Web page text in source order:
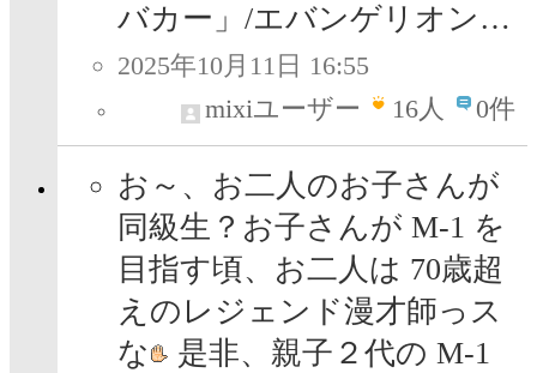
バカー」/エバンゲリオン…
2025年10月11日 16:55
mixiユーザー
16人 0件
お～、お二人のお子さんが
同級生？お子さんが M-1 を
目指す頃、お二人は 70歳超
えのレジェンド漫才師っス
な
是非、親子２代の M-1